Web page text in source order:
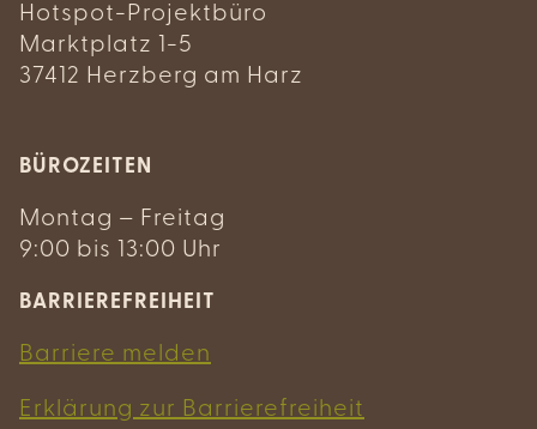
Hotspot-Projektbüro
Marktplatz 1-5
37412 Herzberg am Harz
BÜROZEITEN
Montag – Freitag
9:00 bis 13:00 Uhr
BARRIEREFREIHEIT
Barriere melden
Erklärung zur Barrierefreiheit